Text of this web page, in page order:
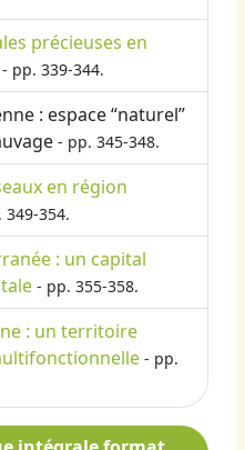
précieuses en
- pp. 339-344.
: espace “naturel”
- pp. 345-348.
en région
349-354.
: un capital
- pp. 355-358.
: un territoire
- pp.